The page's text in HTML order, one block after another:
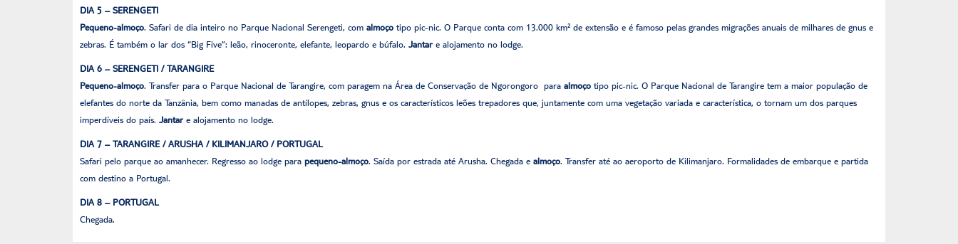
DIA 5 – SERENGETI
Pequeno-almoço. Safari de dia inteiro no Parque Nacional Serengeti, com almoço tipo pic-nic. O Parque conta com 13.000 km² de extensão e é famoso pelas grandes migrações anuais de milhares de gnus e
zebras. É também o lar dos “Big Five”: leão, rinoceronte, elefante, leopardo e búfalo. Jantare alojamento no lodge.
DIA 6 – SERENGETI / TARANGIRE
Pequeno-almoço. Transfer para o Parque Nacional de Tarangire, com paragem na Área de Conservação de Ngorongoro para almoço tipo pic-nic. O Parque Nacional de Tarangire tem a maior população de
elefantes do norte da Tanzânia, bem como manadas de antílopes, zebras, gnus e os característicos leões trepadores que, juntamente com uma vegetação variada e característica, o tornam um dos parques
imperdíveis do país. Jantare alojamento no lodge.
DIA 7 – TARANGIRE / ARUSHA / KILIMANJARO / PORTUGAL
Safari pelo parque ao amanhecer. Regresso ao lodge para pequeno-almoço. Saída por estrada até Arusha. Chegada e almoço. Transfer até ao aeroporto de Kilimanjaro. Formalidades de embarque e partida
com destino a Portugal.
DIA 8 – PORTUGAL
Chegada.